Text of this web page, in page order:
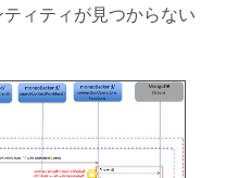
ィティが見つからない